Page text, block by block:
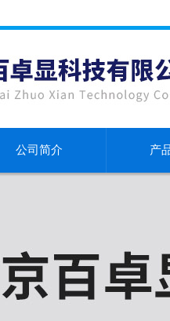
公司简介 产